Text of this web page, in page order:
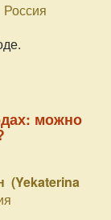
Россия
можно
(Yekaterina